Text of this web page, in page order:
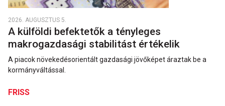
2026. AUGUSZTUS 5.
A külföldi befektetők a tényleges
makrogazdasági stabilitást értékelik
A piacok növekedésorientált gazdasági jövőképet áraztak be a
kormányváltással.
FRISS